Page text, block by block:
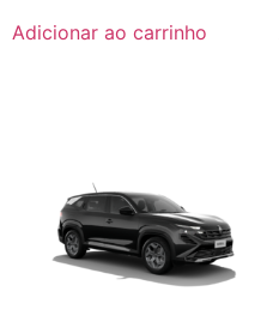
Adicionar ao carrinho